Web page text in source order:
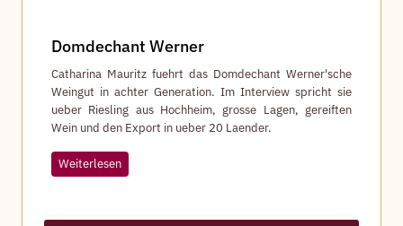
Domdechant Werner
Catharina Mauritz fuehrt das Domdechant Werner'sche
Weingut in achter Generation. Im Interview spricht sie
ueber Riesling aus Hochheim, grosse Lagen, gereiften
Wein und den Export in ueber 20 Laender.
WeiterlesenD
o
d